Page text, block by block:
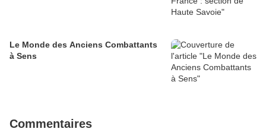
Le Monde des Anciens Combattants
à Sens
Commentaires